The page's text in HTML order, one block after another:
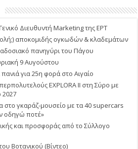
Διευθυντή Marketing της ΕΡΤ
αποκομιδής ογκωδών & κλαδεμάτων
πανηγύρι του Πάγου
9 Αυγούστου
για 25η φορά στο Αιγαίο
EXPLORA II στη Σύρο με
2027
στο γκαράζ-μουσείο με τα 40 supercars
οδηγώ ποτέ»
και προσφοράς από το Σύλλογο
Βοτανικού (Βίντεο)